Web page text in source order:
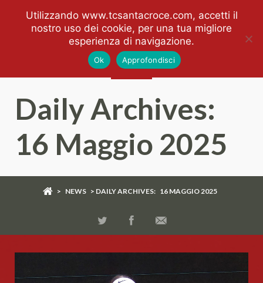
Daily Archives:
16 Maggio 2025
> NEWS > DAILY ARCHIVES: 16 MAGGIO 2025
Utilizzando www.tcsantacroce.com, accetti il
nostro uso dei cookie, per una tua migliore
esperienza di navigazione.
Ok Approfondisci